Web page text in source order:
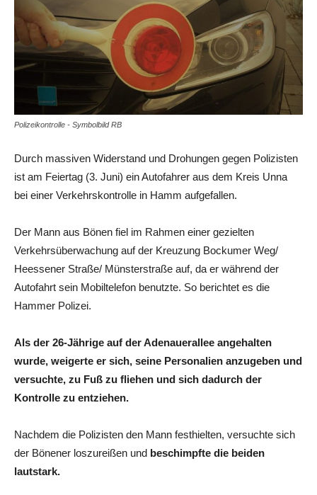
Polizeikontrolle - Symbolbild RB
Durch massiven Widerstand und Drohungen gegen Polizisten
ist am Feiertag (3. Juni) ein Autofahrer aus dem Kreis Unna
bei einer Verkehrskontrolle in Hamm aufgefallen.
Der Mann aus Bönen fiel im Rahmen einer gezielten
Verkehrsüberwachung auf der Kreuzung Bockumer Weg/
Heessener Straße/ Münsterstraße auf, da er während der
Autofahrt sein Mobiltelefon benutzte. So berichtet es die
Hammer Polizei.
Als der 26-Jährige auf der Adenauerallee angehalten
wurde, weigerte er sich, seine Personalien anzugeben und
versuchte, zu Fuß zu fliehen und sich dadurch der
Kontrolle zu entziehen.
Nachdem die Polizisten den Mann festhielten, versuchte sich
der Bönener loszureißen und beschimpfte die beiden
lautstark.